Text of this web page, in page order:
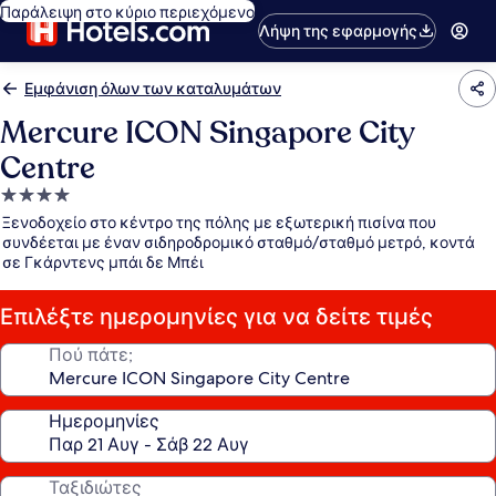
Παράλειψη στο κύριο περιεχόμενο
Λήψη της εφαρμογής
Εμφάνιση όλων των καταλυμάτων
Mercure ICON Singapore City
Centre
Κατάλυμα
με
4.0
αστέρια
Ξενοδοχείο στο κέντρο της πόλης με εξωτερική πισίνα που
συνδέεται με έναν σιδηροδρομικό σταθμό/σταθμό μετρό, κοντά
σε Γκάρντενς μπάι δε Μπέι
Επιλέξτε ημερομηνίες για να δείτε τιμές
Πού πάτε;
Ημερομηνίες
Ταξιδιώτες